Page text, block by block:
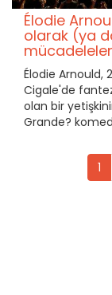
Élodie
olarak (ya
Élodie Arnould,
Cigale'de
olan bir
Grande?
1